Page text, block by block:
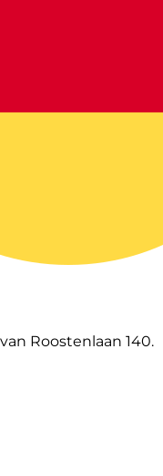
Roostenlaan 140.